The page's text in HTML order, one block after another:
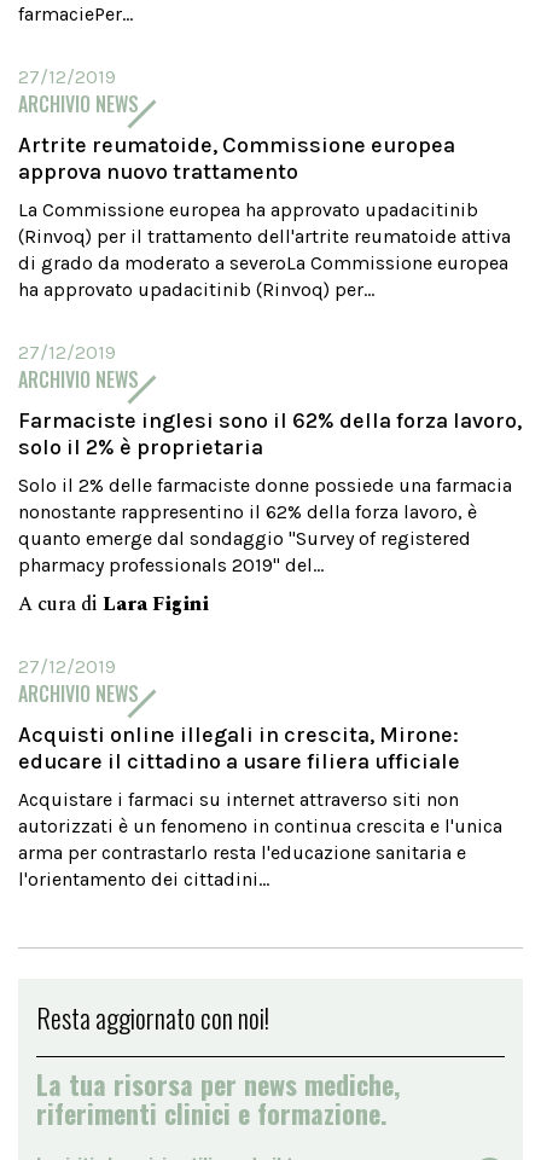
farmaciePer...
27/12/2019
ARCHIVIO NEWS
Artrite reumatoide, Commissione europea
approva nuovo trattamento
La Commissione europea ha approvato upadacitinib
(Rinvoq) per il trattamento dell'artrite reumatoide attiva
di grado da moderato a severoLa Commissione europea
ha approvato upadacitinib (Rinvoq) per...
27/12/2019
ARCHIVIO NEWS
Farmaciste inglesi sono il 62% della forza lavoro,
solo il 2% è proprietaria
Solo il 2% delle farmaciste donne possiede una farmacia
nonostante rappresentino il 62% della forza lavoro, è
quanto emerge dal sondaggio "Survey of registered
pharmacy professionals 2019" del...
A cura di Lara Figini
27/12/2019
ARCHIVIO NEWS
Acquisti online illegali in crescita, Mirone:
educare il cittadino a usare filiera ufficiale
Acquistare i farmaci su internet attraverso siti non
autorizzati è un fenomeno in continua crescita e l'unica
arma per contrastarlo resta l'educazione sanitaria e
l'orientamento dei cittadini...
Resta aggiornato con noi!
La tua risorsa per news mediche,
riferimenti clinici e formazione.